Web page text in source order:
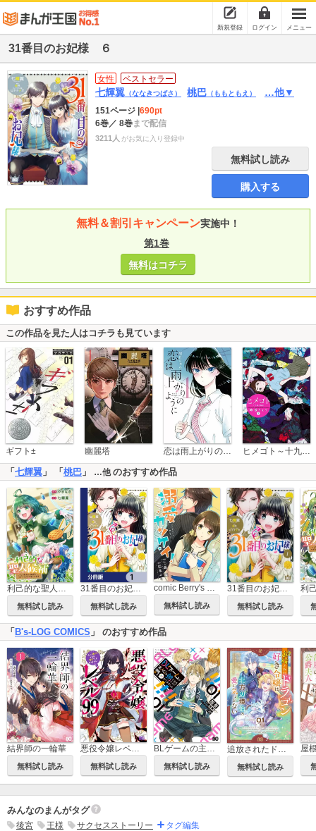
新規登録 ログイン メニュー
31番目のお妃様 ６
女性 ベストセラー
七輝翼 （ななきつばさ） 桃巴 （ももともえ） …他▼
151ページ 690pt
6巻／ 8巻まで配信
3211人 がお気に入り登録中
無料試し読み
購入する
無料＆割引キャンペーン実施中！
第1巻
無料はコチラ
おすすめ作品
この作品を見た人はコチラも見ています
ギフト± 幽麗塔 恋は雨上がりのように ヒメゴト～十九歳の制服～
「 七輝翼 」 「 桃巴 」 …他のおすすめ作品
利己的な聖人候補 とりあえず異世界でワガママさせてもらいます（分冊版）
無料試し読み
31番目のお妃様【分冊版】
無料試し読み
comic Berry's 溺愛カンケイ！
無料試し読み
31番目のお妃様【タテスク】
無料試し読み
「 B's-LOG COMICS 」 のおすすめ作品
結界師の一輪華
無料試し読み
悪役令嬢レベル99 ～私は裏ボスですが魔王ではありません～
無料試し読み
BLゲームの主人公の弟であることに気がつきました
無料試し読み 無料試し読み
みんなのまんがタグ
後宮 王様 サクセスストーリー タグ編集